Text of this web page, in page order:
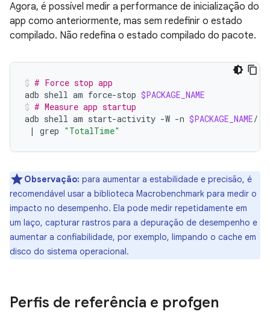
Agora, é possível medir a performance de inicialização do
app como anteriormente, mas sem redefinir o estado
compilado. Não redefina o estado compilado do pacote.
# Force stop app
adb shell am force-stop $PACKAGE_NAME
# Measure app startup
adb shell am start-activity -W -n $PACKAGE_NAME/
|
grep "TotalTime"
Observação: para aumentar a estabilidade e precisão, é
recomendável usar a biblioteca Macrobenchmark para medir o
impacto no desempenho. Ela pode medir repetidamente em
um laço, capturar rastros para a depuração de desempenho e
aumentar a confiabilidade, por exemplo, limpando o cache em
disco do sistema operacional.
Perfis de referência e profgen